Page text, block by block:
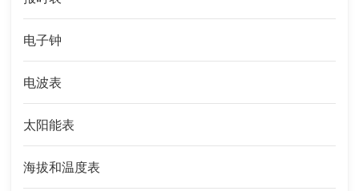
电子钟
电波表
太阳能表
海拔和温度表